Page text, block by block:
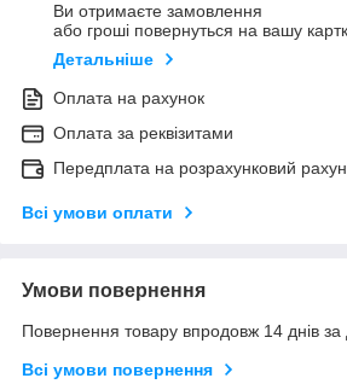
Ви отримаєте замовлення
або гроші повернуться на вашу
Детальніше
Оплата на рахунок
Оплата за реквізитами
Передплата на розрахунковий
Всі умови оплати
Умови повернення
Повернення товару впродовж 14 днів за
Всі умови повернення